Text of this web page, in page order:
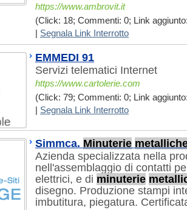
https://www.ambrovit.it
(Click: 18; Commenti: 0; Link
Segnala Link Interrotto
EMMEDI 91
Servizi telematici Internet
https://www.cartolerie.com
(Click: 79; Commenti: 0; Link
Segnala Link Interrotto
Simmca. Minuterie
Azienda specializzata nella
nell'assemblaggio di contatti
elettrici, e di minuterie
disegno. Produzione stampi
imbutitura, piegatura.